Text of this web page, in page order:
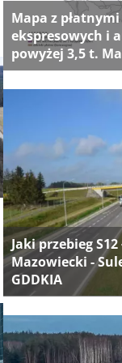
Mapa z
ekspresowych i
powyżej 3,5 t.
Jaki przebieg
Mazowiecki -
GDDKIA